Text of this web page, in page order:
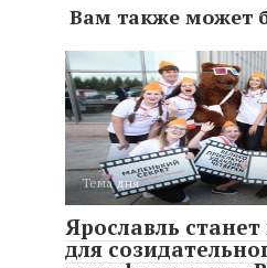
Вам также может
Тема дня
Ярославль
для